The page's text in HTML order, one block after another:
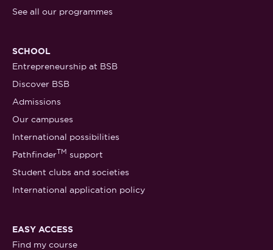
See all our programmes
SCHOOL
Entrepreneurship at BSB
Discover BSB
Admissions
Our campuses
International possibilities
PathfinderTM support
Student clubs and societies
International application policy
EASY ACCESS
Find my course